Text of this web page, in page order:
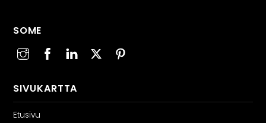
SOME
SIVUKARTTA
Etusivu